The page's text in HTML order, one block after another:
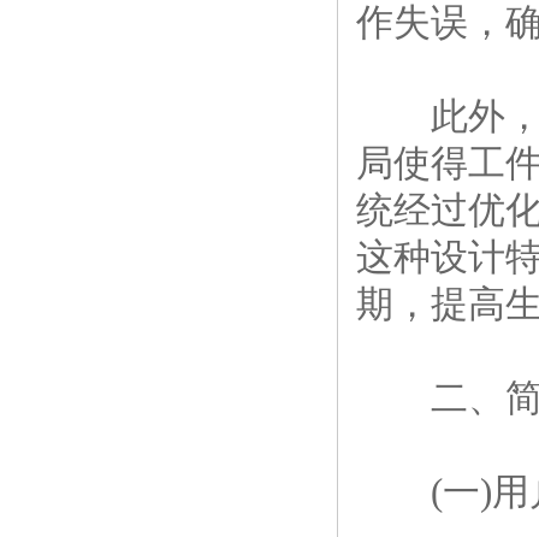
作失误，
此外，
局使得工
统经过优
这种设计
期，提高
二、简
(一)用